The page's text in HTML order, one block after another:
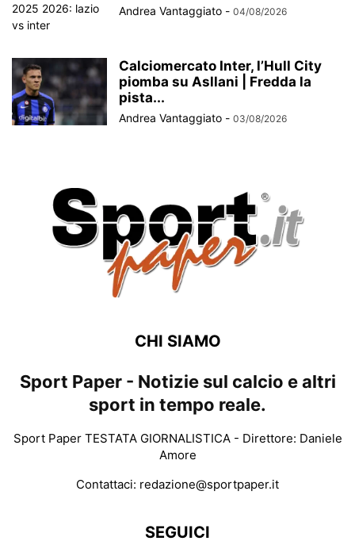
Andrea Vantaggiato - 04/08/2026
Calciomercato Inter, l’Hull City
piomba su Asllani | Fredda la
pista...
Andrea Vantaggiato - 03/08/2026
CHI SIAMO
Sport Paper - Notizie sul calcio e altri
sport in tempo reale.
Sport Paper TESTATA GIORNALISTICA - Direttore: Daniele
Amore
Contattaci: redazione@sportpaper.it
SEGUICI